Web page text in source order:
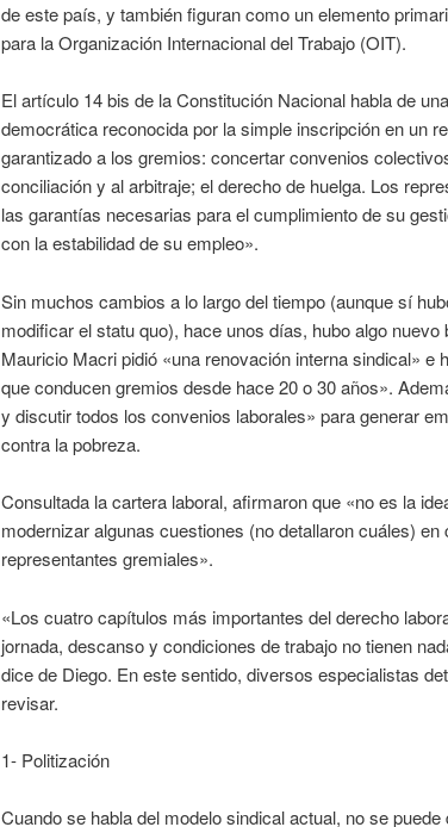
de este país, y también figuran como un elemento
para la Organización Internacional del Trabajo (OIT).
El artículo 14 bis de la Constitución Nacional habla de
democrática reconocida por la simple inscripción en un
garantizado a los gremios: concertar convenios
conciliación y al arbitraje; el derecho de huelga. Los
las garantías necesarias para el cumplimiento de su
con la estabilidad de su empleo».
Sin muchos cambios a lo largo del tiempo (aunque sí
modificar el statu quo), hace unos días, hubo algo nuevo
Mauricio Macri pidió «una renovación interna sindical» e
que conducen gremios desde hace 20 o 30 años».
y discutir todos los convenios laborales» para generar
contra la pobreza.
Consultada la cartera laboral, afirmaron que «no es la
modernizar algunas cuestiones (no detallaron cuáles)
representantes gremiales».
«Los cuatro capítulos más importantes del derecho
jornada, descanso y condiciones de trabajo no tienen
dice de Diego. En este sentido, diversos especialistas
revisar.
1- Politización
Cuando se habla del modelo sindical actual, no se